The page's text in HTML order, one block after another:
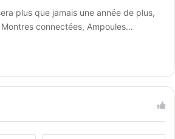
plus que jamais une année de plus,
connectées, Ampoules…